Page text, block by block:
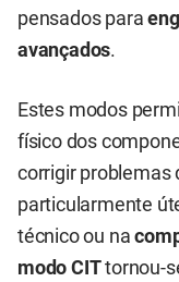
pensados para
avançados.
Estes modos
físico dos
corrigir problemas
particularmente
técnico ou na
modo CITtornou-